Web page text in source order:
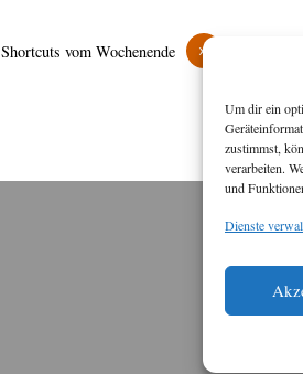
Um dir ein
zustimmst,
verarbeiten.
und
Dienste
»
Shortcuts vom Wochenende